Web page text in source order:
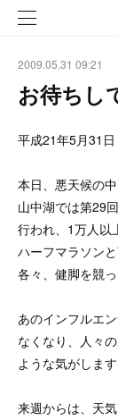
2009.05.31 09:21
お待ちし
平成21年5月31日
本日、悪天候の中
山中湖では第29
行われ、1万人以
ハーフマラソン
各々、健脚を競っ
あのインフルエ
なくなり、人々
ような気がします
来週からは、天